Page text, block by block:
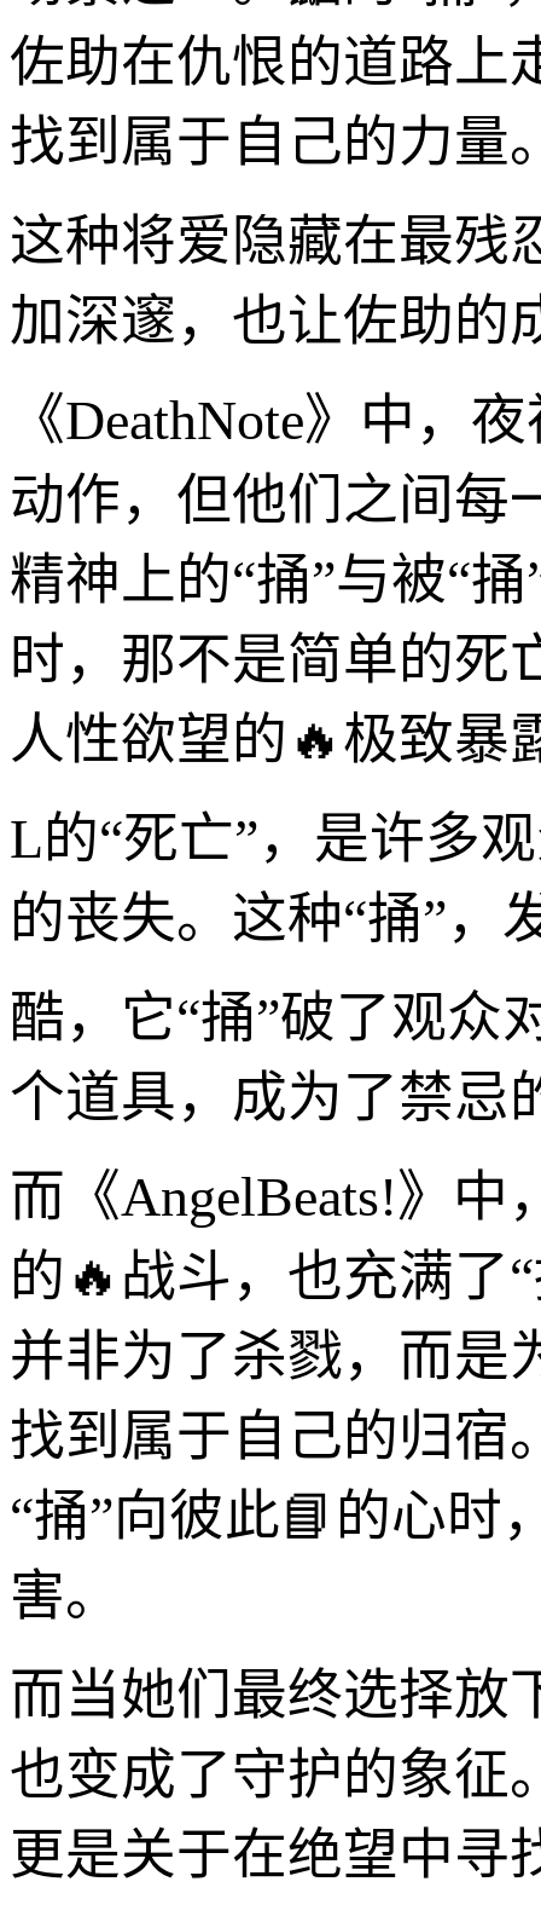
佐助在仇恨的道路上
找到属于自己的力量
这种将爱隐藏在最残
加深邃，也让佐助的
《DeathNote》中，
动作，但他们之间每
精神上的“捅”与被“
时，那不是简单的死
人性欲望的🔥极致暴
L的“死亡”，是许多
的丧失。这种“捅”，
酷，它“捅”破了观众
个道具，成为了禁忌
而《AngelBeats!》
的🔥战斗，也充满了
并非为了杀戮，而是
找到属于自己的归宿
“捅”向彼此📘的心时
害。
而当她们最终选择放
也变成了守护的象征
更是关于在绝望中寻